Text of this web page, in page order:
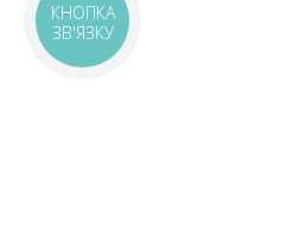
КНОПКА
ЗВ'ЯЗКУ